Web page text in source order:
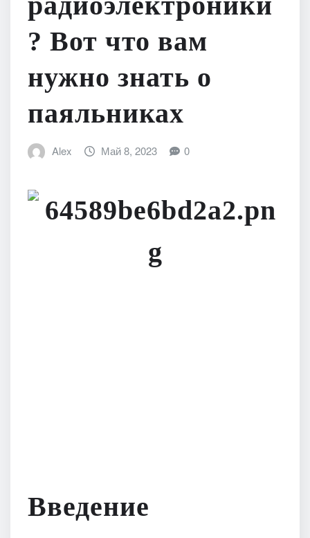
? Вот что вам
нужно знать о
паяльниках
Alex Май 8, 2023 0
Введение